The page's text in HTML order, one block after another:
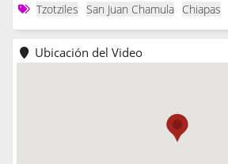
Tzotziles
San Juan Chamula Chiapas
Ubicación del Video